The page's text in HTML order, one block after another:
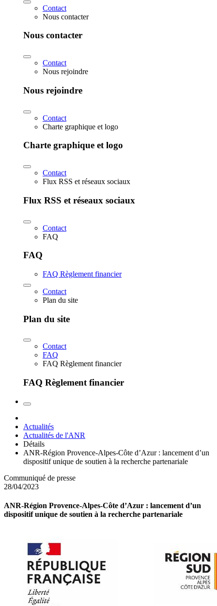
Contact
Nous contacter
Nous contacter
Contact
Nous rejoindre
Nous rejoindre
Contact
Charte graphique et logo
Charte graphique et logo
Contact
Flux RSS et réseaux sociaux
Flux RSS et réseaux sociaux
Contact
FAQ
FAQ
FAQ Règlement financier
Contact
Plan du site
Plan du site
Contact
FAQ
FAQ Règlement financier
FAQ Règlement financier
Actualités
Actualités de l'ANR
Détails
ANR-Région Provence-Alpes-Côte d’Azur : lancement d’un
dispositif unique de soutien à la recherche partenariale
Communiqué de presse
28/04/2023
ANR-Région Provence-Alpes-Côte d’Azur : lancement d’un
dispositif unique de soutien à la recherche partenariale